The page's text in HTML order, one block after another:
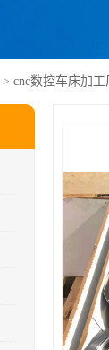
> cnc数控车床加工